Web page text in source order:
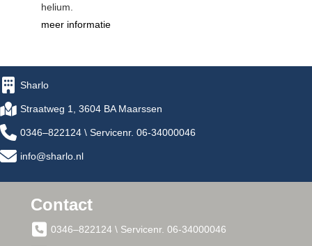
helium.
meer informatie
Sharlo
Straatweg 1, 3604 BA Maarssen
0346–822124 \ Servicenr. 06-34000046
info@sharlo.nl
Contact
0346–822124 \ Servicenr. 06-34000046